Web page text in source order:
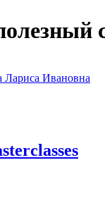
Лариса Ивановна